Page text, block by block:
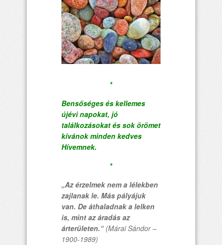
*
Bensőséges és kellemes
újévi napokat, jó
találkozásokat és sok örömet
kívánok minden kedves
Hívemnek.
*
„Az érzelmek nem a lélekben
zajlanak le. Más pályájuk
van. De áthaladnak a lelken
is, mint az áradás az
árterületen.“ (Márai Sándor –
1900-1989)